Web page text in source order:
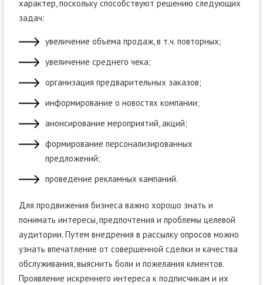
характер, поскольку способствуют решению следующих
задач:
увеличение объема продаж, в т.ч. повторных;
увеличение среднего чека;
организация предварительных заказов;
информирование о новостях компании;
анонсирование мероприятий, акций;
формирование персонализированных
предложений;
проведение рекламных кампаний.
Для продвижения бизнеса важно хорошо знать и
понимать интересы, предпочтения и проблемы целевой
аудитории. Путем внедрения в рассылку опросов можно
узнать впечатление от совершенной сделки и качества
обслуживания, выяснить боли и пожелания клиентов.
Проявление искреннего интереса к подписчикам и их